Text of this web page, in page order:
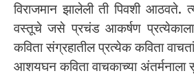
विराजमान झालेली ती पिवशी आठवते.
वस्तूचे जसे प्रचंड आकर्षण
कविता संग्रहातील प्रत्येक कविता
आशयघन कविता वाचकाच्या अंतर्मनाला